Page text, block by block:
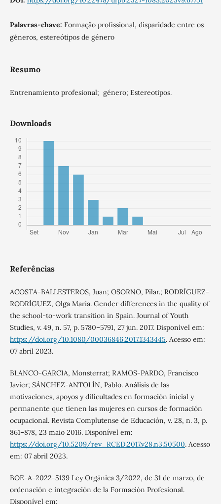
Palavras-chave: Formação profissional, disparidade entre os
géneros, estereótipos de género
Resumo
Entrenamiento profesional; género; Estereotipos.
Downloads
Referências
ACOSTA-BALLESTEROS, Juan; OSORNO, Pilar.; RODRÍGUEZ-
RODRÍGUEZ, Olga María. Gender differences in the quality of
the school-to-work transition in Spain. Journal of Youth
Studies, v. 49, n. 57, p. 5780–5791, 27 jun. 2017. Disponível em:
https://doi.org/10.1080/00036846.2017.1343445. Acesso em:
07 abril 2023.
BLANCO-GARCIA, Monsterrat; RAMOS-PARDO, Francisco
Javier; SÁNCHEZ-ANTOLÍN, Pablo. Análisis de las
motivaciones, apoyos y dificultades en formación inicial y
permanente que tienen las mujeres en cursos de formación
ocupacional. Revista Complutense de Educación, v. 28, n. 3, p.
861–878, 23 maio 2016. Disponível em:
https://doi.org/10.5209/rev_RCED.2017.v28.n3.50500. Acesso
em: 07 abril 2023.
BOE-A-2022-5139 Ley Orgánica 3/2022, de 31 de marzo, de
ordenación e integración de la Formación Profesional.
Disponível em: